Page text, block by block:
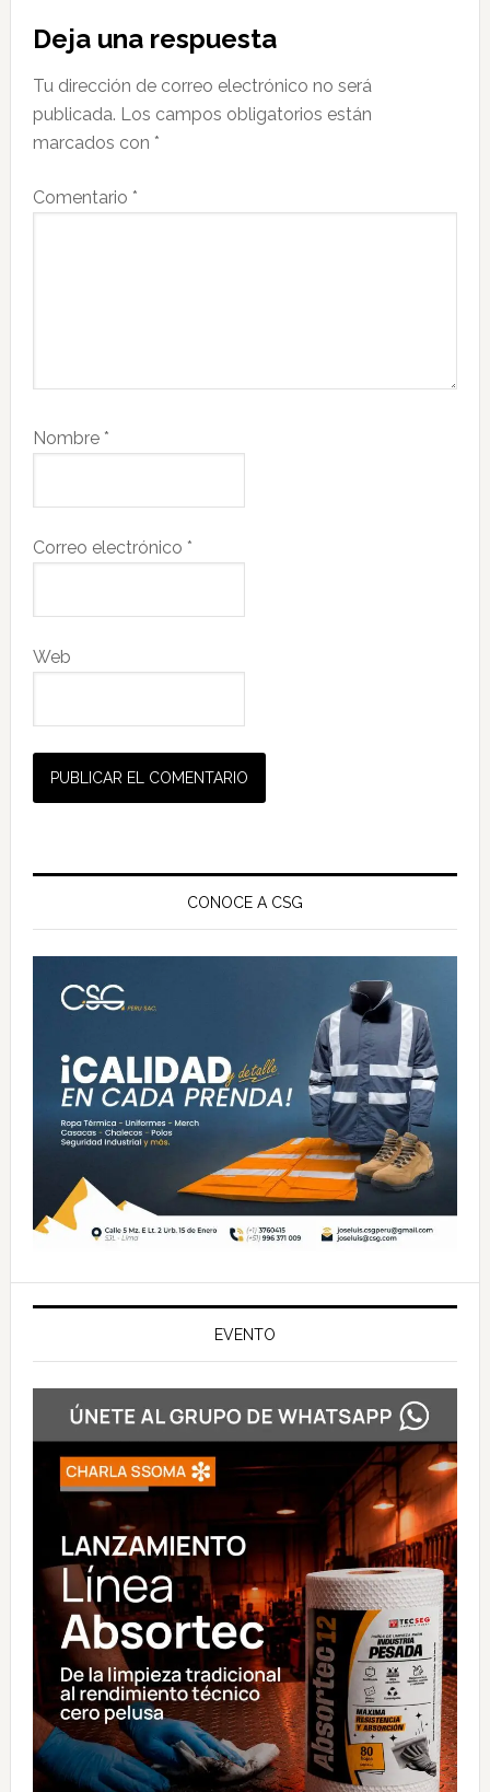
Interacciones
con
los
lectores
Deja una respuesta
Tu dirección de correo electrónico no será
publicada. Los campos obligatorios están
marcados con *
Comentario *
Nombre *
Correo electrónico *
Web
Barra
principal
CONOCE A CSG
EVENTO